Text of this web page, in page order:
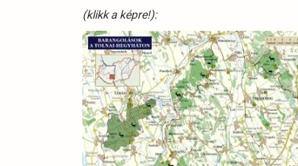
(klikk a képre!):